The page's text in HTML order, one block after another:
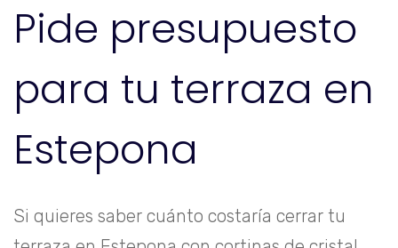
Pide presupuesto
para tu terraza en
Estepona
Si quieres saber cuánto costaría cerrar tu